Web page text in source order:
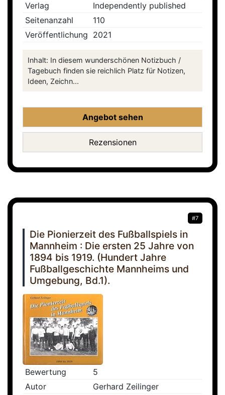
Verlag
Independently published
Seitenanzahl
110
Veröffentlichung 2021
Inhalt: In diesem wunderschönen Notizbuch /
Tagebuch finden sie reichlich Platz für Notizen,
Ideen, Zeichn...
Angebot sehen
Rezensionen
#7
Die Pionierzeit des Fußballspiels in
Mannheim : Die ersten 25 Jahre von
1894 bis 1919. (Hundert Jahre
Fußballgeschichte Mannheims und
Umgebung, Bd.1).
Bewertung
5
Autor
Gerhard Zeilinger